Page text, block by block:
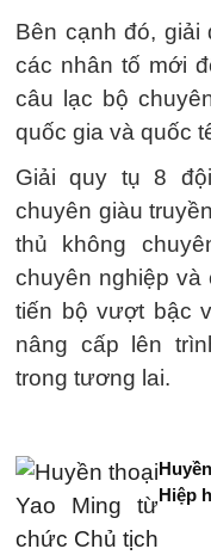
Bên cạnh đó, giải
các nhân tố mới
câu lạc bộ
quốc gia và quốc
Giải quy tụ 8
chuyên giàu
thủ không
chuyên nghiệp
tiến bộ vượt bậc
nâng cấp lên
trong tương lai.
Hiệp